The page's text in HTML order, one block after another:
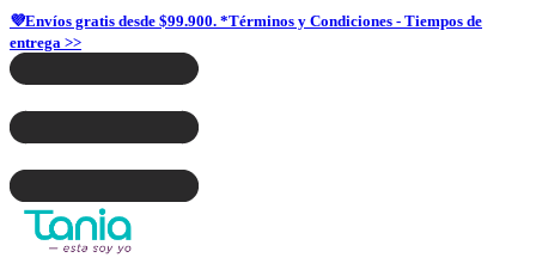
💜Envíos gratis desde $99.900. *Términos y Condiciones - Tiempos de
entrega >>